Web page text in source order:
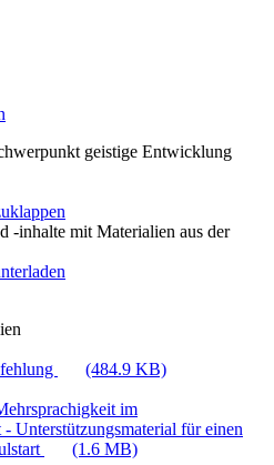
geistige Entwicklung
-inhalte mit Materialien aus der
(484.9 KB)
im
Unterstützungsmaterial für einen
(1.6 MB)